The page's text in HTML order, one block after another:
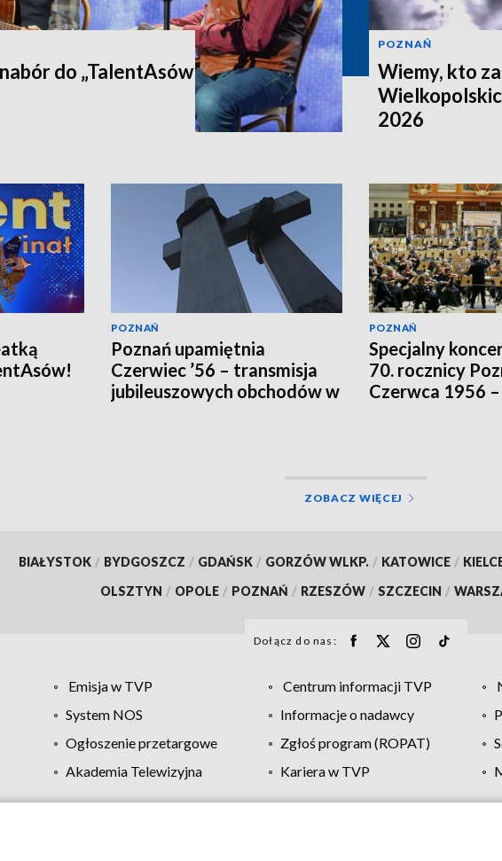
do „TalentAsów
POZNAŃ
Wiemy, kto
2026
POZNAŃ
Poznań upamiętnia
Czerwiec ’56 – transmisja
jubileuszowych obchodów w
POZNAŃ
Specjalny
70. rocznicy
Czerwca 1956
ZOBACZ WIĘCEJ
BIAŁYSTOK / BYDGOSZCZ / GDAŃSK / GORZÓW WLKP. / KATOWICE /
OLSZTYN / OPOLE / POZNAŃ / RZESZÓW / SZCZECIN /
Dołącz do nas:
Emisja w TVP Centrum informacji TVP
System NOS Informacje o nadawcy
Ogłoszenie przetargowe Zgłoś program (ROPAT)
Akademia Telewizyjna Kariera w TVP